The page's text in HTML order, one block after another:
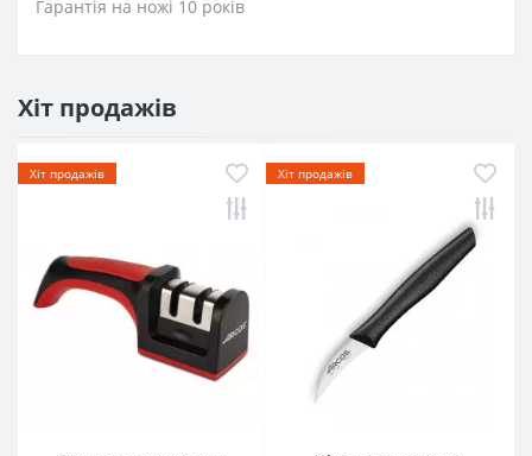
Гарантія на ножі 10 років
Хіт продажів
Хіт продажів Хіт продажів